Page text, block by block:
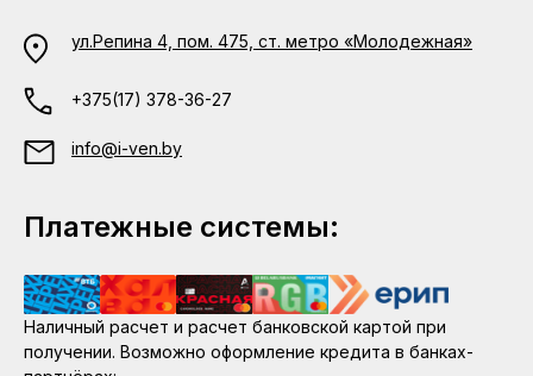
ул.Репина 4, пом. 475, ст. метро «Молодежная»
+375(17) 378-36-27
info@i-ven.by
Платежные системы:
Наличный расчет и расчет банковской картой при
получении. Возможно оформление кредита в банках-